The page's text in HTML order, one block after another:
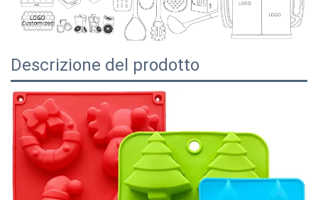
Descrizione del prodotto